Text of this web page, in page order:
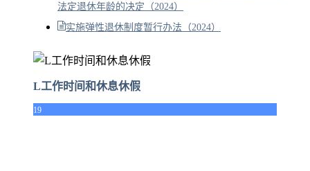
法定退休年龄的决定（2024）
实施弹性退休制度暂行办法（2024）
L工作时间和休息休假
19